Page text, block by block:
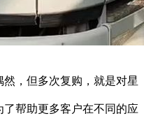
，但多次复购，就是对星
帮助更多客户在不同的应